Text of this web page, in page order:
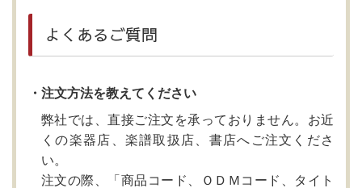
よくあるご質問
・注文方法を教えてください
弊社では、直接ご注文を承っておりません。お近
くの楽器店、楽譜取扱店、書店へご注文くださ
い。
注文の際、「商品コード、ＯＤＭコード、タイト